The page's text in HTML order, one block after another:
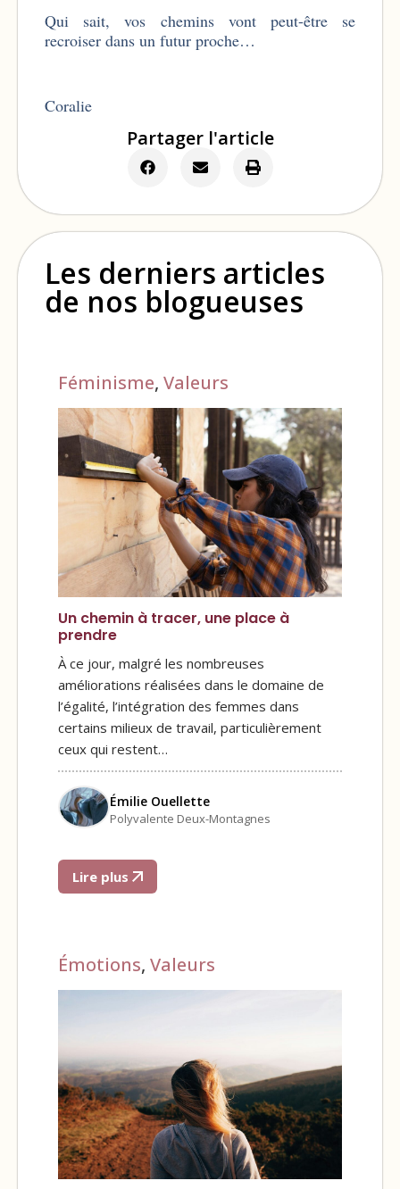
Qui sait, vos chemins vont peut-être se
recroiser dans un futur proche…
Coralie
Partager l'article
Les derniers articles
de nos blogueuses
Féminisme, Valeurs
Un chemin à tracer, une place à
prendre
À ce jour, malgré les nombreuses
améliorations réalisées dans le domaine de
l’égalité, l’intégration des femmes dans
certains milieux de travail, particulièrement
ceux qui restent…
Émilie Ouellette
Polyvalente Deux-Montagnes
Lire plus
Émotions, Valeurs